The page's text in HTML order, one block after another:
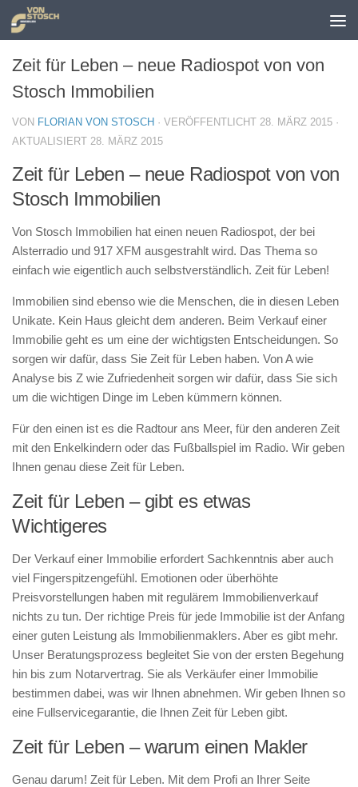
Zum Inhalt springen
Zeit für Leben – neue Radiospot von von
Stosch Immobilien
VON FLORIAN VON STOSCH · VERÖFFENTLICHT 28. MÄRZ 2015 ·
AKTUALISIERT 28. MÄRZ 2015
Zeit für Leben – neue Radiospot von von
Stosch Immobilien
Von Stosch Immobilien hat einen neuen Radiospot, der bei
Alsterradio und 917 XFM ausgestrahlt wird. Das Thema so
einfach wie eigentlich auch selbstverständlich. Zeit für Leben!
Immobilien sind ebenso wie die Menschen, die in diesen Leben
Unikate. Kein Haus gleicht dem anderen. Beim Verkauf einer
Immobilie geht es um eine der wichtigsten Entscheidungen. So
sorgen wir dafür, dass Sie Zeit für Leben haben. Von A wie
Analyse bis Z wie Zufriedenheit sorgen wir dafür, dass Sie sich
um die wichtigen Dinge im Leben kümmern können.
Für den einen ist es die Radtour ans Meer, für den anderen Zeit
mit den Enkelkindern oder das Fußballspiel im Radio. Wir geben
Ihnen genau diese Zeit für Leben.
Zeit für Leben – gibt es etwas
Wichtigeres
Der Verkauf einer Immobilie erfordert Sachkenntnis aber auch
viel Fingerspitzengefühl. Emotionen oder überhöhte
Preisvorstellungen haben mit regulärem Immobilienverkauf
nichts zu tun. Der richtige Preis für jede Immobilie ist der Anfang
einer guten Leistung als Immobilienmaklers. Aber es gibt mehr.
Unser Beratungsprozess begleitet Sie von der ersten Begehung
hin bis zum Notarvertrag. Sie als Verkäufer einer Immobilie
bestimmen dabei, was wir Ihnen abnehmen. Wir geben Ihnen so
eine Fullservicegarantie, die Ihnen Zeit für Leben gibt.
Zeit für Leben – warum einen Makler
Genau darum! Zeit für Leben. Mit dem Profi an Ihrer Seite